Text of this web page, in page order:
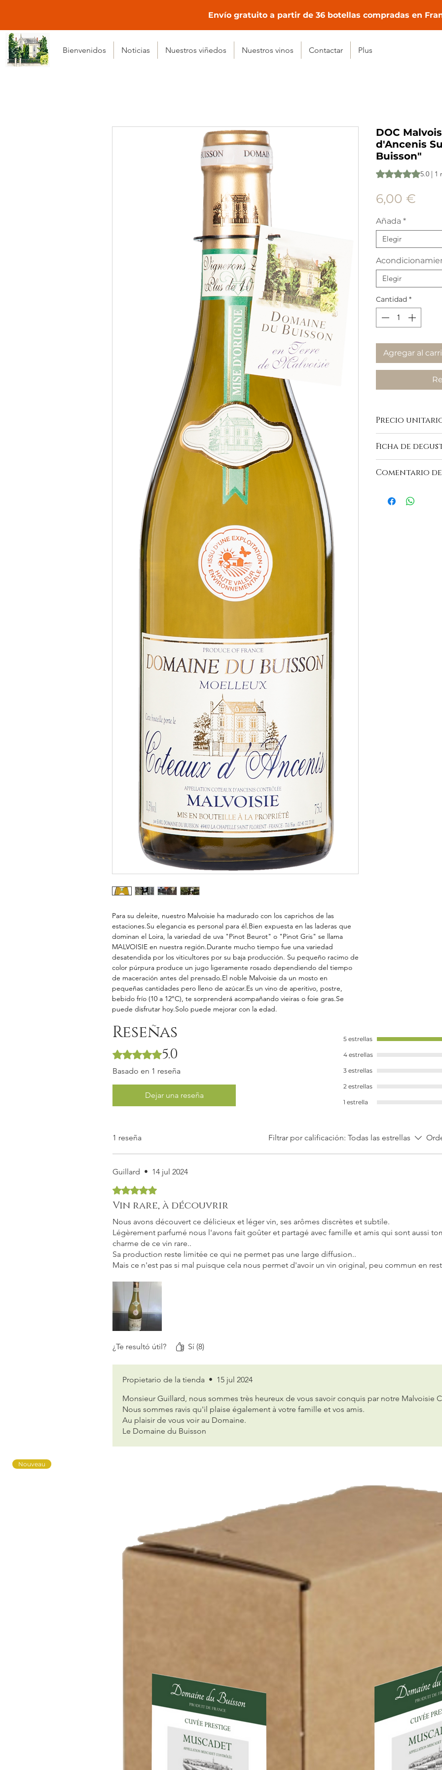
Envío gratuito a partir de 36 botellas compradas en
Bienvenidos Noticias Nuestros viñedos Nuestros vinos Contactar Plus
Para su deleite, nuestro Malvoisie ha madurado con los caprichos de las
estaciones.Su elegancia es personal para él.Bien expuesta en las laderas que
dominan el Loira, la variedad de uva "Pinot Beurot" o "Pinot Gris" se llama
MALVOISIE en nuestra región.Durante mucho tiempo fue una variedad
desatendida por los viticultores por su baja producción. Su pequeño racimo de
color púrpura produce un jugo ligeramente rosado dependiendo del tiempo
de maceración antes del prensado.El noble Malvoisie da un mosto en
pequeñas cantidades pero lleno de azúcar.Es un vino de aperitivo, postre,
bebido frío (10 a 12°C), te sorprenderá acompañando vieiras o foie gras.Se
puede disfrutar hoy.Solo puede mejorar con la edad.
DOC
d'Ancenis
Buisson"
Según 1 reseña,
5.0 | 1
6,00 €
Añada *
Elegir
Elegir
Cantidad *
Agregar al
Precio
Ficha de
Comentario
plateados se abre
Reseñas
Obtuvo 5 de 5 estrellas.
5.0
Basado en 1 reseña
Dejar una reseña
5 estrellas
4 estrellas
3 estrellas
2 estrellas
1 estrella
1 reseña Filtrar por calificación: Todas las estrellas
Guillard • 14 jul 2024
Obtuvo 5 de 5 estrellas.
Vin rare, à découvrir
Nous avons découvert ce délicieux et léger vin, ses arômes discrètes et subtile.
Légèrement parfumé nous l'avons fait goûter et partagé avec famille et amis qui sont aussi
charme de ce vin rare..
Sa production reste limitée ce qui ne permet pas une large diffusion..
Mais ce n'est pas si mal puisque cela nous permet d'avoir un vin original, peu commun en
Le domaine du buisson nous régale et nous vous en remercions..
¿Te resultó útil? Sí (8)
Propietario de la tienda • 15 jul 2024
Monsieur Guillard, nous sommes très heureux de vous savoir conquis par notre Malvoisie
Nous sommes ravis qu'il plaise également à votre famille et vos amis.
Au plaisir de vous voir au Domaine.
Le Domaine du Buisson
Nouveau